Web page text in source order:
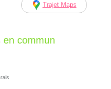
Trajet Maps
en commun